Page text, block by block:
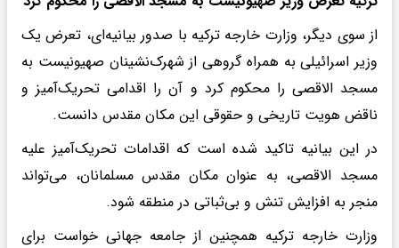
از سوی دیگر، وزارت خارجه ترکیه با صدور بیانیه‌ای، تعرض یک
وزیر اسرائیلی به همراه گروهی از شهرک‌نشینان صهیونیست به
مسجد الاقصی را محکوم کرد و آن را اقدامی تحریک‌آمیز و
ناقض هویت تاریخی و حقوقی این مکان مقدس دانست.
در این بیانیه تاکید شده است که اقدامات تحریک‌آمیز علیه
مسجد الاقصی، به‌ عنوان مکان مقدس مسلمانان، می‌تواند
منجر به افزایش تنش و بی‌ثباتی در منطقه شود.
وزارت خارجه ترکیه همچنین از جامعه جهانی خواست برای